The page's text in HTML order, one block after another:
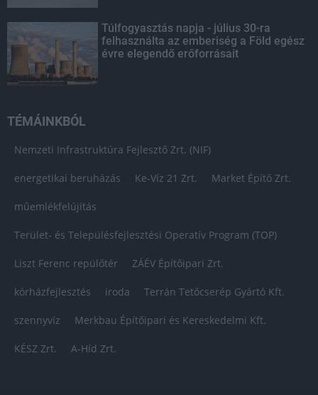
Túlfogyasztás napja - július 30-ra
felhasználta az emberiség a Föld egész
évre elegendő erőforrásait
TÉMÁINKBÓL
Nemzeti Infrastruktúra Fejlesztő Zrt. (NIF)
energetikai beruházás Ke-Víz 21 Zrt. Market Építő Zrt.
műemlékfelújítás
Terület- és Településfejlesztési Operatív Program (TOP)
Liszt Ferenc repülőtér ZÁÉV Építőipari Zrt.
kórházfejlesztés iroda Terrán Tetőcserép Gyártó Kft.
szennyvíz Merkbau Építőipari és Kereskedelmi Kft.
KÉSZ Zrt. A-Híd Zrt.